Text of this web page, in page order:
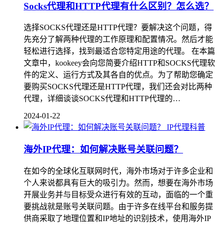
Socks代理和HTTP代理有什么区别？怎么选？
选择SOCKS代理还是HTTP代理？要解决这个问题，得
先充分了解两种代理的工作原理和配置情况。然后才能
轻松进行选择，找到最适合您特定用途的代理。 在本篇
文章中，kookeey会向您简要介绍HTTP和SOCKS代理软
件的定义、运行方式及其各自的优点。为了帮助您确定
要购买SOCKS代理还是HTTP代理，我们还会对比两种
代理，详细谈谈SOCKS代理和HTTP代理的…
2024-01-22
IP代理科普
海外IP代理：如何解决账号关联问题？
在如今的全球化互联网时代，海外市场对于许多企业和
个人来说都具有巨大的吸引力。然而，想要在海外市场
开展业务并与目标受众进行有效的互动，面临的一个重
要挑战就是账号关联问题。由于许多在线平台和服务提
供商采取了地理位置和IP地址的识别技术，使用海外IP